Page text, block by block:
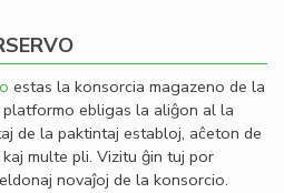
estas la konsorcia magazeno de la
ebligas la aliĝon al la
de la paktintaj establoj, aĉeton de
multe pli. Vizitu ĝin tuj por
novaĵoj de la konsorcio.